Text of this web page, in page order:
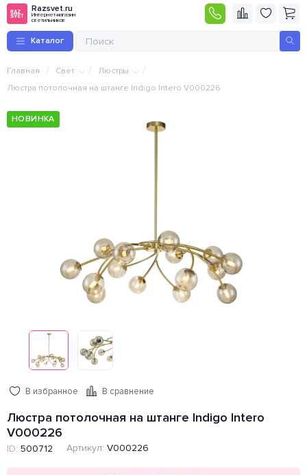
Razsvet.ru
Интернет-магазин
светильников
Каталог
Главная / Свет / Люстры /
Люстра потолочная на штанге Indigo Intero V000226
НОВИНКА
В избранное В сравнение
Люстра потолочная на штанге Indigo Intero
V000226
ID: 500712 Артикул: V000226